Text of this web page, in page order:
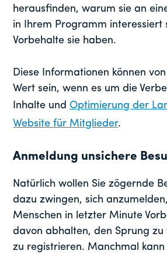
herausfinden, warum sie an
in Ihrem Programm interessiert
Vorbehalte sie haben.
Diese Informationen können
Wert sein, wenn es um die
Inhalte und Optimierung der
Website für Mitglieder.
Anmeldung unsichere
Natürlich wollen Sie zögernde
dazu zwingen, sich
Menschen in letzter Minute
davon abhalten, den Sprung zu
zu registrieren. Manchmal